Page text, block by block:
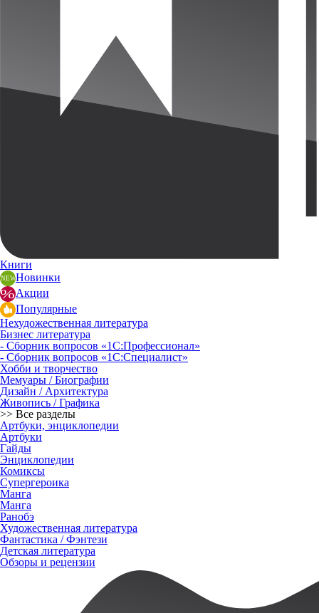
Книги
Новинки
Акции
Популярные
Нехудожественная литература
Бизнес литература
- Сборник вопросов «1С:Профессионал»
- Сборник вопросов «1С:Специалист»
Хобби и творчество
Мемуары / Биографии
Дизайн / Архитектура
Живопись / Графика
>> Все разделы
Артбуки, энциклопедии
Артбуки
Гайды
Энциклопедии
Комиксы
Супергероика
Манга
Манга
Ранобэ
Художественная литература
Фантастика / Фэнтези
Детская литература
Обзоры и рецензии